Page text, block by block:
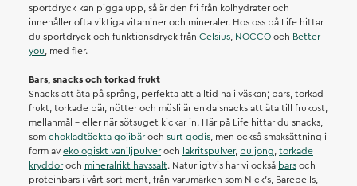
sportdryck kan pigga upp, så är den fri från kolhydrater och
innehåller ofta viktiga vitaminer och mineraler. Hos oss på Life hittar
du sportdryck och funktionsdryck från Celsius NOCCO och Better
you , med fler.
Bars, snacks och torkad frukt
Snacks att äta på språng, perfekta att alltid ha i väskan; bars, torkad
frukt, torkade bär, nötter och müsli är enkla snacks att äta till frukost,
mellanmål – eller när sötsuget kickar in. Här på Life hittar du snacks,
som chokladtäckta gojibär och surt godis , men också smaksättning i
form av ekologiskt vaniljpulver och lakritspulver, buljong torkade
kryddor och mineralrikt havssalt. Naturligtvis har vi också bars och
proteinbars i vårt sortiment, från varumärken som Nick’s, Barebells,